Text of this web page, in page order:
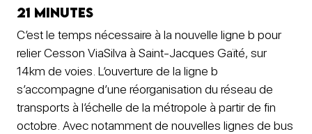
21 minutes
C’est le temps nécessaire à la nouvelle ligne b pour
relier Cesson ViaSilva à Saint-Jacques Gaïté, sur
14km de voies. L’ouverture de la ligne b
s’accompagne d’une réorganisation du réseau de
transports à l’échelle de la métropole à partir de fin
octobre. Avec notamment de nouvelles lignes de bus